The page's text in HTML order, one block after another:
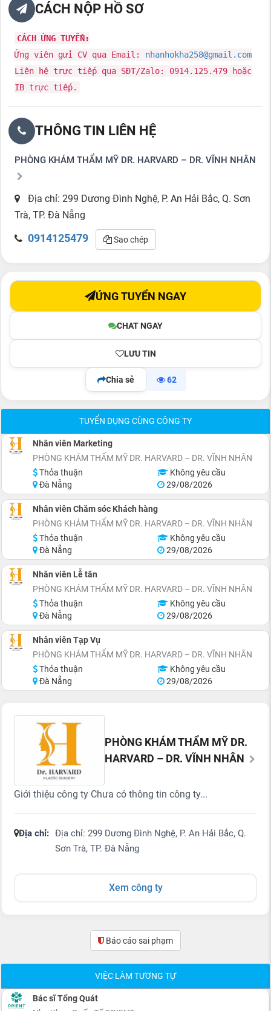
CÁCH NỘP HỒ SƠ
CÁCH ỨNG TUYỂN:
Ứng viên gửi CV qua Email: nhanhokha258@gmail.com
Liên hệ trực tiếp qua SĐT/Zalo: 0914.125.479 hoặc
IB trực tiếp.
THÔNG TIN LIÊN HỆ
PHÒNG KHÁM THẨM MỸ DR. HARVARD – DR. VĨNH NHÂN
Địa chỉ: 299 Dương Đình Nghệ, P. An Hải Bắc, Q. Sơn
Trà, TP. Đà Nẵng
0914125479 Sao chép
CHAT NGAY
LƯU TIN
ỨNG TUYỂN NGAY
Chia sẻ 62
TUYỂN DỤNG CÙNG CÔNG TY
Nhân viên Marketing
PHÒNG KHÁM THẨM MỸ DR. HARVARD – DR. VĨNH NHÂN
Thỏa thuận
Không yêu cầu
Đà Nẵng
29/08/2026
Nhân viên Chăm sóc Khách hàng
PHÒNG KHÁM THẨM MỸ DR. HARVARD – DR. VĨNH NHÂN
Thỏa thuận
Không yêu cầu
Đà Nẵng
29/08/2026
Nhân viên Lễ tân
PHÒNG KHÁM THẨM MỸ DR. HARVARD – DR. VĨNH NHÂN
Thỏa thuận
Không yêu cầu
Đà Nẵng
29/08/2026
Nhân viên Tạp Vụ
PHÒNG KHÁM THẨM MỸ DR. HARVARD – DR. VĨNH NHÂN
Thỏa thuận
Không yêu cầu
Đà Nẵng
29/08/2026
PHÒNG KHÁM THẨM MỸ DR.
HARVARD – DR. VĨNH NHÂN
Giới thiệu công ty Chưa có thông tin công ty...
Địa chỉ: Địa chỉ: 299 Dương Đình Nghệ, P. An Hải Bắc, Q.
Sơn Trà, TP. Đà Nẵng
Xem công ty
Báo cáo sai phạm(0)
VIỆC LÀM TƯƠNG TỰ
Bác sĩ Tổng Quát